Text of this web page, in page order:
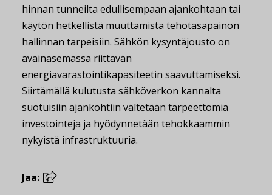
hinnan tunneilta edullisempaan ajankohtaan tai
käytön hetkellistä muuttamista tehotasapainon
hallinnan tarpeisiin. Sähkön kysyntäjousto on
avainasemassa riittävän
energiavarastointikapasiteetin saavuttamiseksi.
Siirtämällä kulutusta sähköverkon kannalta
suotuisiin ajankohtiin vältetään tarpeettomia
investointeja ja hyödynnetään tehokkaammin
nykyistä infrastruktuuria.
Jaa: